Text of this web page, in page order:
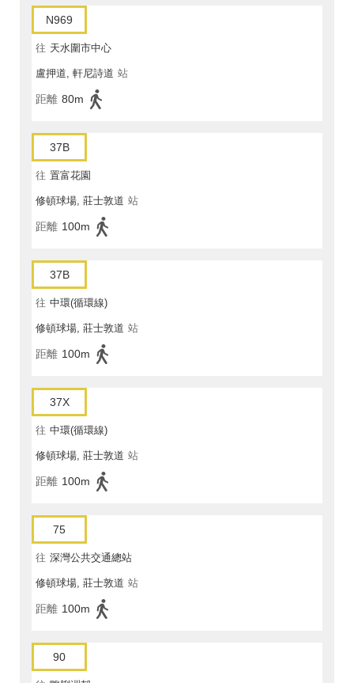
N969
往 天水圍市中心
盧押道, 軒尼詩道 站
距離 80m
37B
往 置富花園
修頓球場, 莊士敦道 站
距離 100m
37B
往 中環(循環線)
修頓球場, 莊士敦道 站
距離 100m
37X
往 中環(循環線)
修頓球場, 莊士敦道 站
距離 100m
75
往 深灣公共交通總站
修頓球場, 莊士敦道 站
距離 100m
90